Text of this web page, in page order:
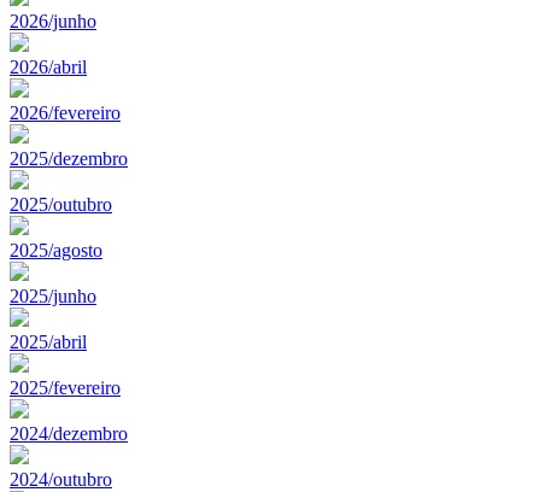
2026/junho
2026/abril
2026/fevereiro
2025/dezembro
2025/outubro
2025/agosto
2025/junho
2025/abril
2025/fevereiro
2024/dezembro
2024/outubro